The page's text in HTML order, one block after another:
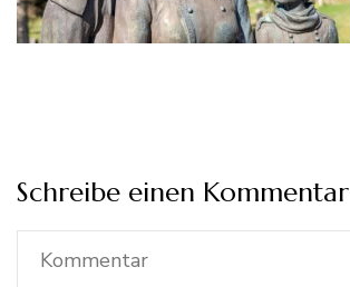
Schreibe einen Kommentar